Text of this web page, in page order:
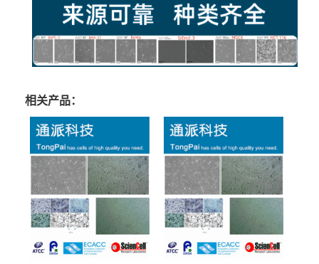
相关产品：